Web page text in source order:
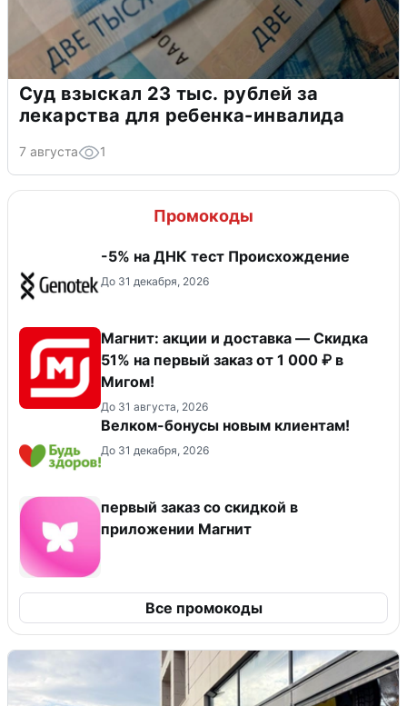
Суд взыскал 23 тыс. рублей за
лекарства для ребенка-инвалида
7 августа 1
Промокоды
-5% на ДНК тест Происхождение
До 31 декабря, 2026
Магнит: акции и доставка — Скидка
51% на первый заказ от 1 000 ₽ в
Мигом!
До 31 августа, 2026
Велком-бонусы новым клиентам!
До 31 декабря, 2026
первый заказ со скидкой в
приложении Магнит
Все промокоды